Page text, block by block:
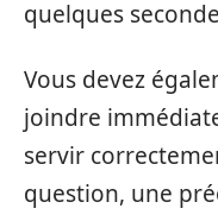
quelques
Vous devez
joindre
servir
question, une